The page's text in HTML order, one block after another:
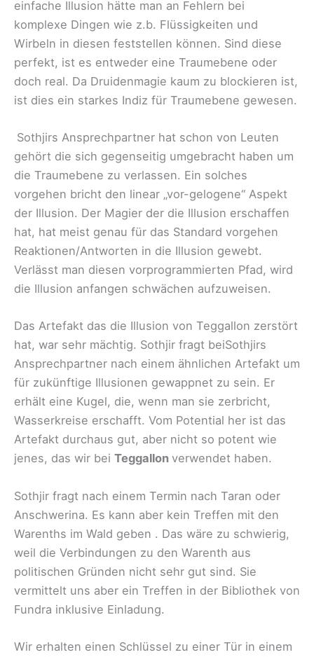
einfache Illusion hätte man an Fehlern bei
komplexe Dingen wie z.b. Flüssigkeiten und
Wirbeln in diesen feststellen können. Sind diese
perfekt, ist es entweder eine Traumebene oder
doch real. Da Druidenmagie kaum zu blockieren ist,
ist dies ein starkes Indiz für Traumebene gewesen.
Sothjirs Ansprechpartner hat schon von Leuten
gehört die sich gegenseitig umgebracht haben um
die Traumebene zu verlassen. Ein solches
vorgehen bricht den linear „vor-gelogene“ Aspekt
der Illusion. Der Magier der die Illusion erschaffen
hat, hat meist genau für das Standard vorgehen
Reaktionen/Antworten in die Illusion gewebt.
Verlässt man diesen vorprogrammierten Pfad, wird
die Illusion anfangen schwächen aufzuweisen.
Das Artefakt das die Illusion von Teggallon zerstört
hat, war sehr mächtig. Sothjir fragt beiSothjirs
Ansprechpartner nach einem ähnlichen Artefakt um
für zukünftige Illusionen gewappnet zu sein. Er
erhält eine Kugel, die, wenn man sie zerbricht,
Wasserkreise erschafft. Vom Potential her ist das
Artefakt durchaus gut, aber nicht so potent wie
jenes, das wir bei Teggallon verwendet haben.
Sothjir fragt nach einem Termin nach Taran oder
Anschwerina. Es kann aber kein Treffen mit den
Warenths im Wald geben . Das wäre zu schwierig,
weil die Verbindungen zu den Warenth aus
politischen Gründen nicht sehr gut sind. Sie
vermittelt uns aber ein Treffen in der Bibliothek von
Fundra inklusive Einladung.
Wir erhalten einen Schlüssel zu einer Tür in einem